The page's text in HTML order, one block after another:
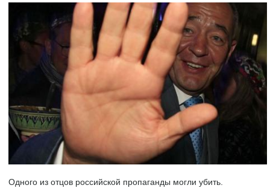
Одного из отцов российской пропаганды могли убить.